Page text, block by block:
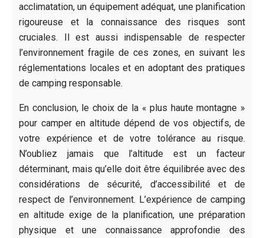
acclimatation, un équipement adéquat, une planification
rigoureuse et la connaissance des risques sont
cruciales. Il est aussi indispensable de respecter
l’environnement fragile de ces zones, en suivant les
réglementations locales et en adoptant des pratiques
de camping responsable.
En conclusion, le choix de la « plus haute montagne »
pour camper en altitude dépend de vos objectifs, de
votre expérience et de votre tolérance au risque.
N’oubliez jamais que l’altitude est un facteur
déterminant, mais qu’elle doit être équilibrée avec des
considérations de sécurité, d’accessibilité et de
respect de l’environnement. L’expérience de camping
en altitude exige de la planification, une préparation
physique et une connaissance approfondie des